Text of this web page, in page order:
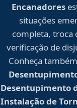
Encanadores
situações
completa, troca
verificação de
Conheça
Desentupimento
Instalação de